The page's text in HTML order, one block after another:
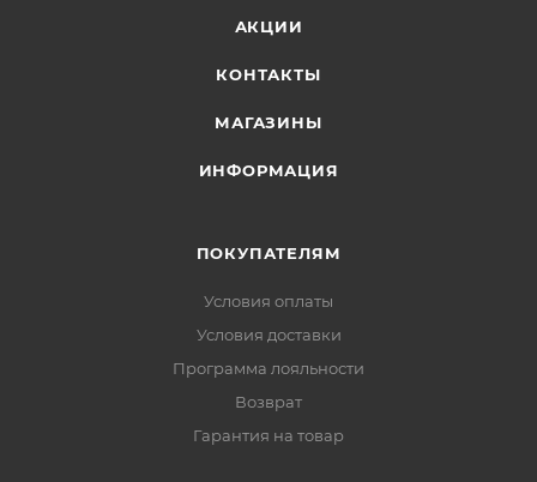
АКЦИИ
КОНТАКТЫ
МАГАЗИНЫ
ИНФОРМАЦИЯ
ПОКУПАТЕЛЯМ
Условия оплаты
Условия доставки
Программа лояльности
Возврат
Гарантия на товар